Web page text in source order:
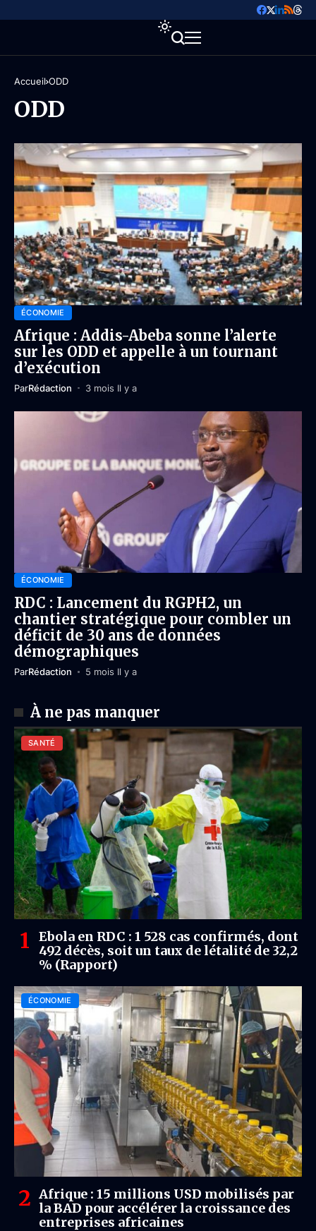
Accueil ODD
ODD
ÉCONOMIE
Afrique : Addis-Abeba sonne l’alerte
sur les ODD et appelle à un tournant
d’exécution
ParRédaction 3 mois Il y a
ÉCONOMIE
RDC : Lancement du RGPH2, un
chantier stratégique pour combler un
déficit de 30 ans de données
démographiques
ParRédaction 5 mois Il y a
À ne pas manquer
SANTÉ
Ebola en RDC : 1 528 cas confirmés, dont
492 décès, soit un taux de létalité de 32,2
% (Rapport)
ÉCONOMIE
Afrique : 15 millions USD mobilisés par
la BAD pour accélérer la croissance des
entreprises africaines